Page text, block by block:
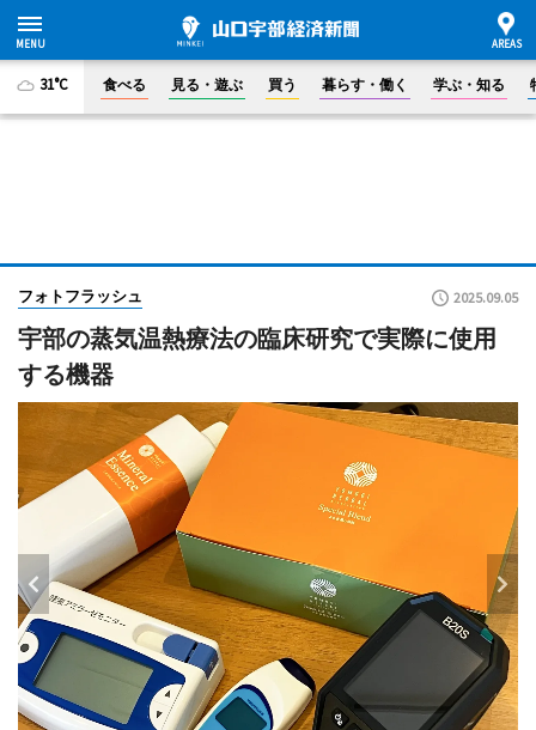
31°C 食べる 見る・遊ぶ 買う 暮らす・働く 学ぶ・知る
フォトフラッシュ 2025.09.05
宇部の蒸気温熱療法の臨床研究で実際に使用
する機器